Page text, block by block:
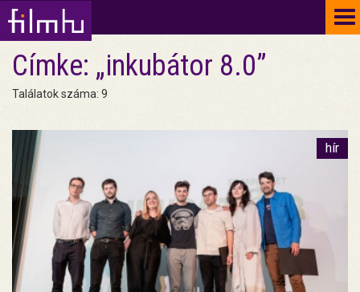
Címke: „inkubátor 8.0”
Találatok száma: 9
hír